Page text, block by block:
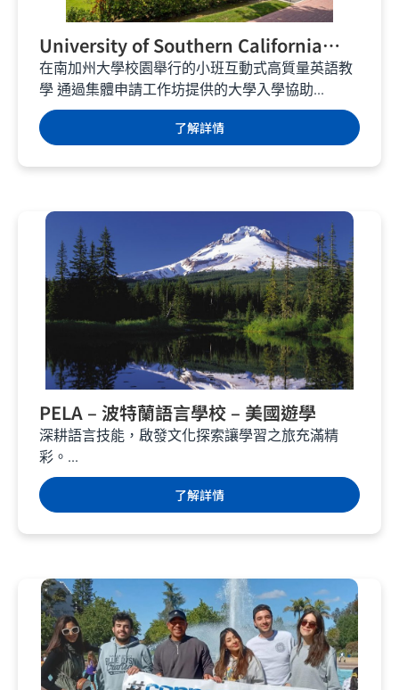
University of Southern California
International Academy – 加州學校 –
美國遊學
在南加州大學校園舉行的小班互動式高質量英語教
學 通過集體申請工作坊提供的大學入學協助...
了解詳情
PELA – 波特蘭語言學校 – 美國遊學
深耕語言技能，啟發文化探索讓學習之旅充滿精
彩。...
了解詳情